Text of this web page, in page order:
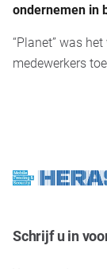
ondernemen in
“Planet” was
medewerkers
Schrijf u in